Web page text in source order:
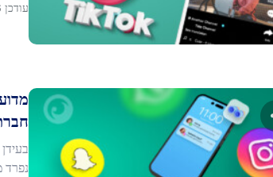
פייסבוק העתק קישור
עודכן
שתף מאמר זה
נפרד